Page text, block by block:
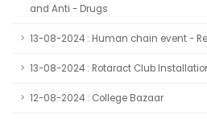
and Anti - Drugs
13-08-2024 : Human chain event -
13-08-2024 : Rotaract Club
12-08-2024 : College Bazaar